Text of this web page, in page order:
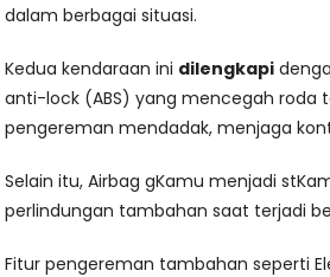
dalam berbagai situasi.
Kedua kendaraan ini dilengkapi
anti-lock (ABS) yang mencegah roda
pengereman mendadak, menjaga
Selain itu, Airbag gKamu menjadi
perlindungan tambahan saat terjadi
Fitur pengereman tambahan seperti